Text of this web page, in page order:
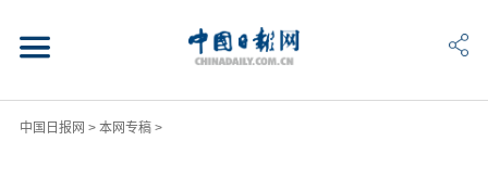
中国日报网 > 本网专稿>